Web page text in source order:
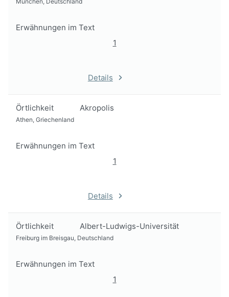
Erwähnungen im Text
1
Details
Örtlichkeit Akropolis
Athen, Griechenland
Erwähnungen im Text
1
Details
Örtlichkeit Albert-Ludwigs-Universität
Freiburg im Breisgau, Deutschland
Erwähnungen im Text
1